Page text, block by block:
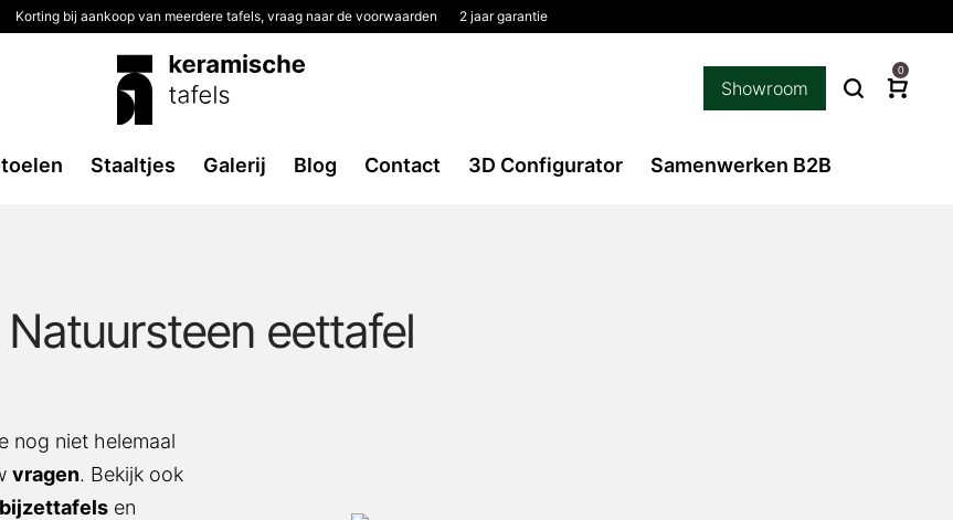
Korting bij aankoop van meerdere tafels, vraag naar de voorwaarden 2 jaar garantie
Showroom
0
Staaltjes Galerij Blog Contact 3D Configurator Samenwerken B2B
Natuursteen eettafel
nog niet helemaal
vragen. Bekijk ook
bijzettafels en